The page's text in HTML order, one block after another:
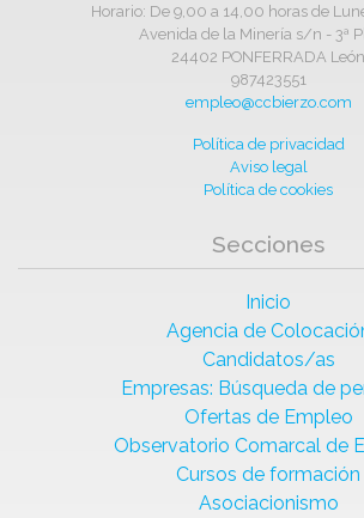
Horario: De 9,00 a 14,00 horas de
Avenida de la Minería s/n - 3ª
24402 PONFERRADA León
987423551
empleo@ccbierzo.com
Política de privacidad
Aviso legal
Política de cookies
Secciones
Inicio
Agencia de
Candidatos/as
Empresas: Búsqueda de
Ofertas de Empleo
Observatorio Comarcal de
Cursos de formación
Asociacionismo